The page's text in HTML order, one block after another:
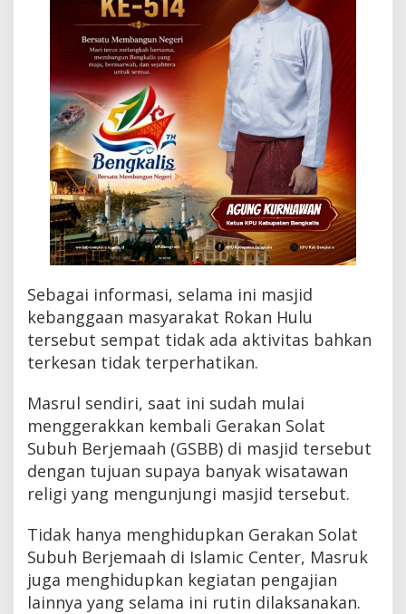
r
o
i
r
e
s
i
a
s
H
a
m
u
l
a
n
N
a
u
t
o
n
Sebagai informasi, selama ini masjid
kebanggaan masyarakat Rokan Hulu
tersebut sempat tidak ada aktivitas bahkan
terkesan tidak terperhatikan.
Masrul sendiri, saat ini sudah mulai
menggerakkan kembali Gerakan Solat
Subuh Berjemaah (GSBB) di masjid tersebut
dengan tujuan supaya banyak wisatawan
religi yang mengunjungi masjid tersebut.
Tidak hanya menghidupkan Gerakan Solat
Subuh Berjemaah di Islamic Center, Masruk
juga menghidupkan kegiatan pengajian
lainnya yang selama ini rutin dilaksanakan.